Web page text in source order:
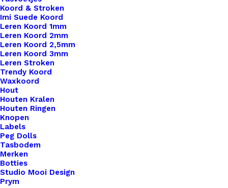
Koord & Stroken
Imi Suede Koord
Leren Koord 1mm
Leren Koord 2mm
Leren Koord 2,5mm
Leren Koord 3mm
Leren Stroken
Trendy Koord
Waxkoord
Hout
Houten Kralen
Houten Ringen
Knopen
Labels
Peg Dolls
Tasbodem
Merken
Botties
Studio Mooi Design
Prym
Baby Schoentjes Ca. 30X14mm
€0,95